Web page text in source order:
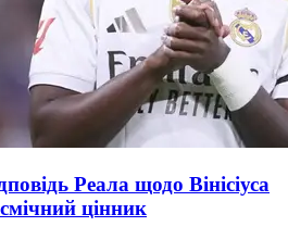
Реала щодо Вінісіуса
цінник